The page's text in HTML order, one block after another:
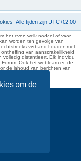
om de
Alle tijden zijn UTC+02:00
het even welk nadeel of voor
worden ten gevolge van
verband houden met
van aansprakelijkheid
volledig distantieert. Elk individu
Ook het webteam en de
de inhoud van berichten van